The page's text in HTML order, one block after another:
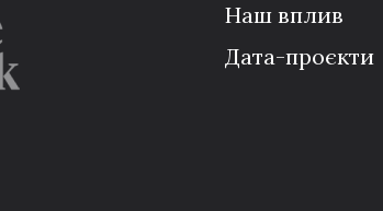
Наш вплив
Дата-проєкти